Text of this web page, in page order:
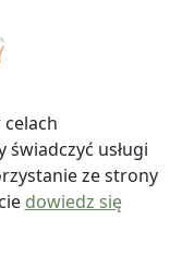
usługi
ze strony
dowiedz się